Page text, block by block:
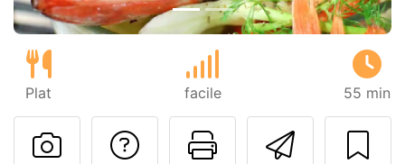
Plat facile 55 min
Imprimer
Poser une